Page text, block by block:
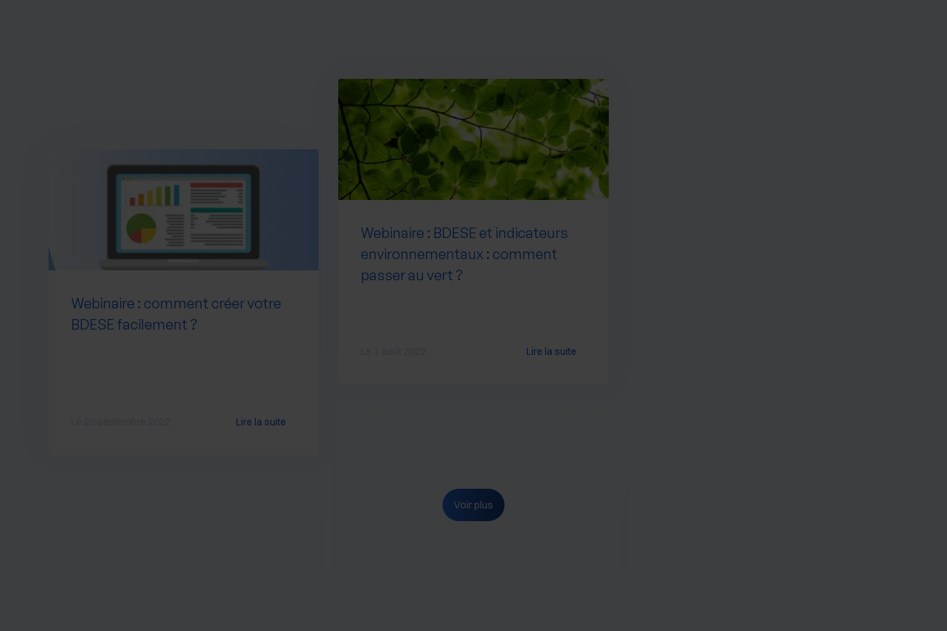
Webinaire : comment créer votre
BDESE facilement ?
Lire la suite
Webinaire : BDESE et indicateurs
environnementaux : comment
passer au vert ?
Lire la suite
Voir plus